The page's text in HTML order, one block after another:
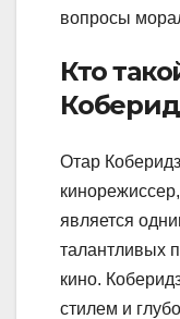
вопросы
Кто
Отар
является
талантливых
кино.
стилем и